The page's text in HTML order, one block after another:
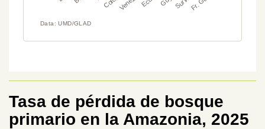
Tasa de pérdida de bosque
primario en la Amazonia, 2025